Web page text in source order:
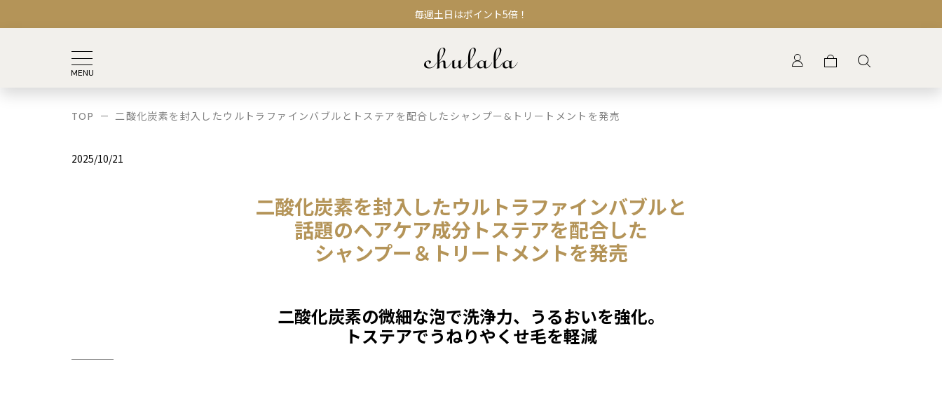
毎週土日はポイント5倍！
TOP 二酸化炭素を封入したウルトラファインバブルとトステアを配合したシャンプー&トリートメントを発売
2025/10/21
二酸化炭素を封入したウルトラファインバブルと
話題のヘアケア成分トステアを配合した
シャンプー＆トリートメントを発売
二酸化炭素の微細な泡で洗浄力、うるおいを強化。
トステアでうねりやくせ毛を軽減